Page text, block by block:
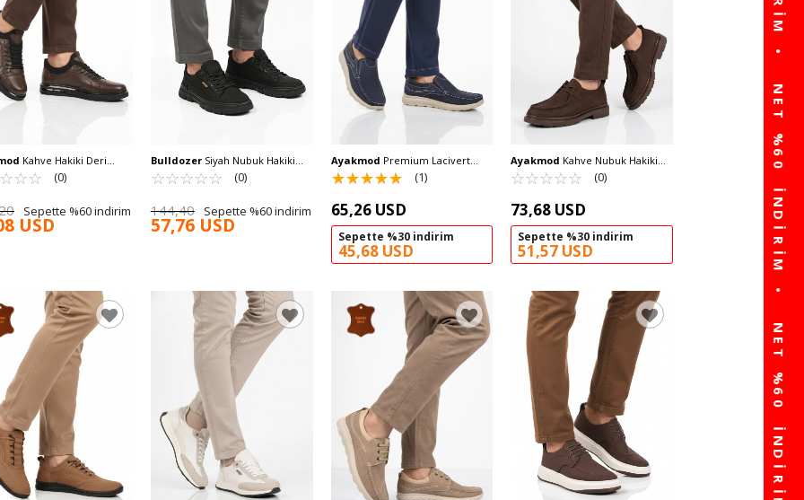
Kahve Hakiki Deri
Erkek Casual Ayakkabı
☆☆☆
★★★ (0)
Sepette %60 indirim
USD
BulldozerSiyah Nubuk Hakiki
Deri Erkek Casual Ayakkabı
260081 M
☆☆☆☆☆
★★★★★ (0)
144,40 Sepette %60 indirim
57,76 USD
Ayakmod Premium Lacivert
Nubuk Hakiki Deri Anatomik
Erkek Casual Ayakkabı 2406 M
☆☆☆☆☆
★★★★★ (1)
65,26 USD
Sepette %30 indirim
45,68 USD
Ayakmod Kahve Nubuk Hakiki
Deri Erkek Casual Ayakkabı 1005
M
☆☆☆☆☆
★★★★★ (0)
73,68 USD
Sepette %30 indirim
51,57 USD